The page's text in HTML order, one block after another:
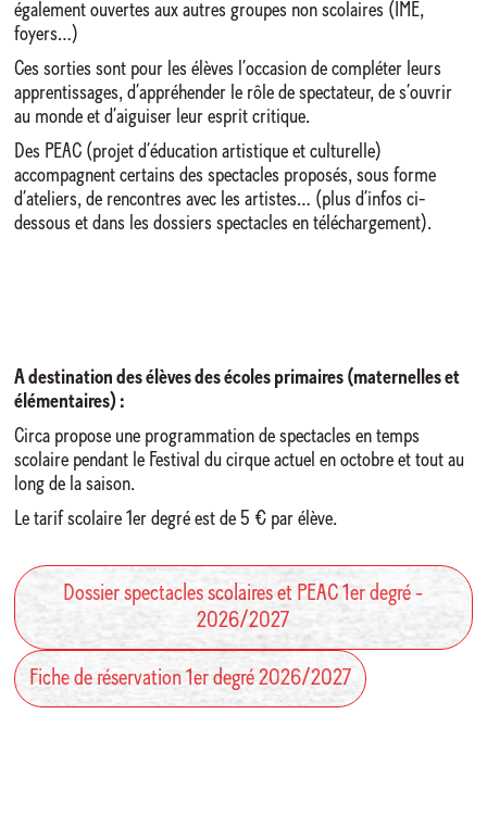
également ouvertes aux autres groupes non scolaires (IME,
foyers…)
Ces sorties sont pour les élèves l’occasion de compléter leurs
apprentissages, d’appréhender le rôle de spectateur, de s’ouvrir
au monde et d’aiguiser leur esprit critique.
Des PEAC (projet d’éducation artistique et culturelle)
accompagnent certains des spectacles proposés, sous forme
d’ateliers, de rencontres avec les artistes… (plus d’infos ci-
dessous et dans les dossiers spectacles en téléchargement).
A destination des élèves des écoles primaires (maternelles et
élémentaires) :
Circa propose une programmation de spectacles en temps
scolaire pendant le Festival du cirque actuel en octobre et tout au
long de la saison.
Le tarif scolaire 1er degré est de 5 € par élève.
Dossier spectacles scolaires et PEAC 1er degré -
2026/2027
Fiche de réservation 1er degré 2026/2027